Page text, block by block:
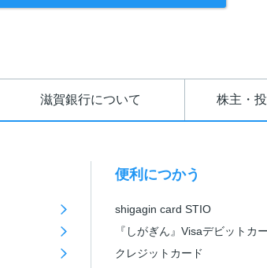
滋賀銀行について 株主・
便利につかう
shigagin card STIO
『しがぎん』Visaデビットカ
クレジットカード